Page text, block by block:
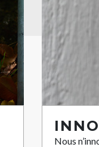
Nous